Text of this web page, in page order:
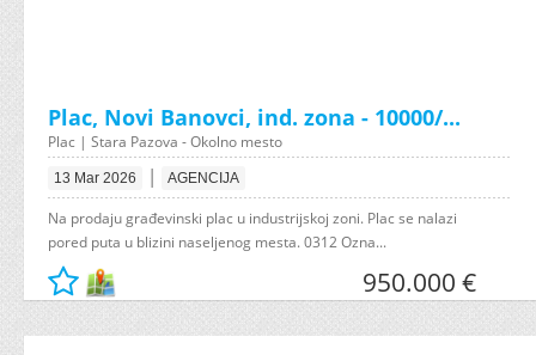
Plac, Novi Banovci, ind. zona - 10000/...
Plac | Stara Pazova - Okolno mesto
13 Mar 2026 | AGENCIJA
Na prodaju građevinski plac u industrijskoj zoni. Plac se nalazi
pored puta u blizini naseljenog mesta. 0312 Ozna...
950.000 €